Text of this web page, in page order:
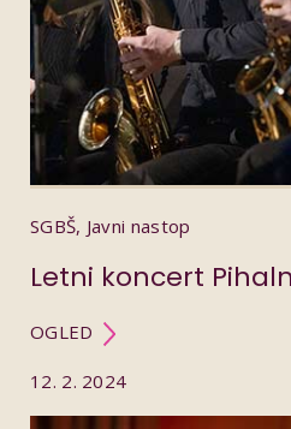
SGBŠ, Javni nastop
Letni koncert
OGLED
12. 2. 2024